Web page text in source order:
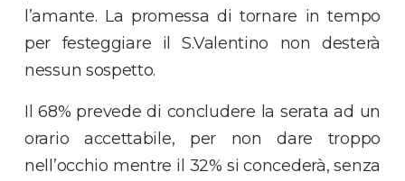
l’amante. La promessa di tornare in tempo
per festeggiare il S.Valentino non desterà
nessun sospetto.
Il 68% prevede di concludere la serata ad un
orario accettabile, per non dare troppo
nell’occhio mentre il 32% si concederà, senza